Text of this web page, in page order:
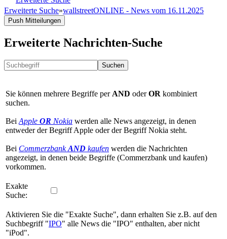
Erweiterte Suche»wallstreetONLINE - News vom 16.11.2025
Push Mitteilungen
Erweiterte Nachrichten-Suche
Suchen
Sie können mehrere Begriffe per AND oderOR kombiniert
suchen.
Bei Apple OR Nokia werden alle News angezeigt, in denen
entweder der Begriff Apple oder der Begriff Nokia steht.
Bei CommerzbankAND kaufen werden die Nachrichten
angezeigt, in denen beide Begriffe (Commerzbank und kaufen)
vorkommen.
Exakte
Suche:
Aktivieren Sie die "Exakte Suche", dann erhalten Sie z.B. auf den
Suchbegriff "IPO" alle News die "IPO" enthalten, aber nicht
"iPod".